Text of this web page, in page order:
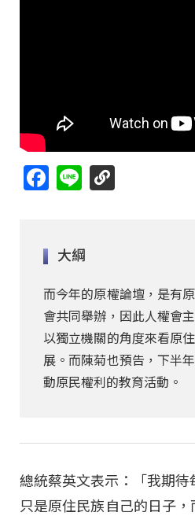
Facebook
Line
大綱
而今年的原權論壇，是有
會共同舉辦，因此人權會
以獨立機關的角度來看原
展。而陳菊也預告，下半
動原民權利的教育活動。
總統蔡英文表示：「我期
只是原住民族自己的日子